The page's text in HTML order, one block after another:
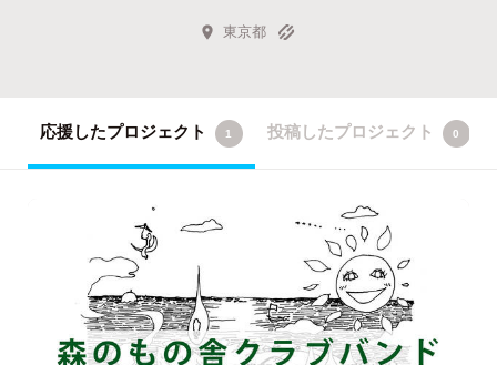
東京都
応援したプロジェクト 1 投稿したプロジェクト 0